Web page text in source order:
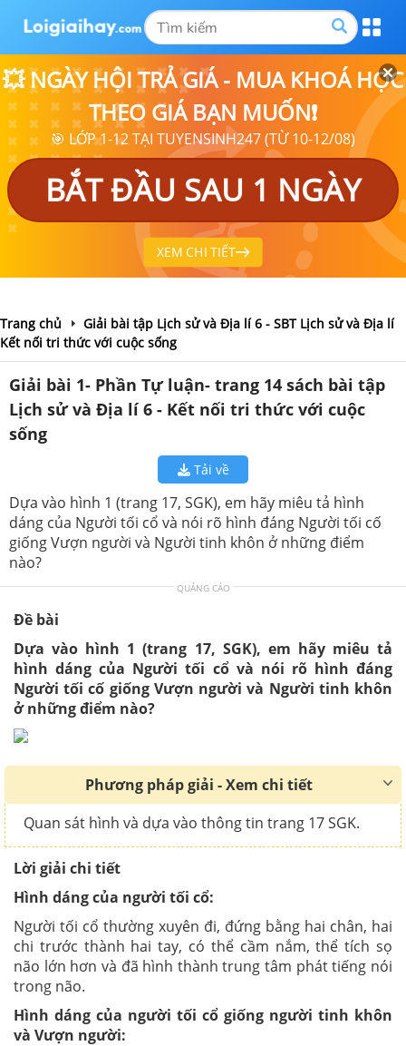
💥 NGÀY HỘI TRẢ GIÁ - MUA KHOÁ HỌC
THEO GIÁ BẠN MUỐN❗
🎯 LỚP 1-12 TẠI TUYENSINH247 (TỪ 10-12/08)
BẮT ĐẦU SAU 1 NGÀY
XEM CHI TIẾT
Trang chủ
Giải bài tập Lịch sử và Địa lí 6 - SBT Lịch sử và Địa lí
Kết nối tri thức với cuộc sống
Giải bài 1- Phần Tự luận- trang 14 sách bài tập
Lịch sử và Địa lí 6 - Kết nối tri thức với cuộc
sống
Tải về
Dựa vào hình 1 (trang 17, SGK), em hãy miêu tả hình
dáng của Người tối cổ và nói rõ hình đáng Người tối cố
giống Vượn người và Người tinh khôn ở những điểm
nào?
QUẢNG CÁO
Đề bài
Dựa vào hình 1 (trang 17, SGK), em hãy miêu tả
hình dáng của Người tối cổ và nói rõ hình đáng
Người tối cố giống Vượn người và Người tinh khôn
ở những điểm nào?
Phương pháp giải - Xem chi tiết
Quan sát hình và dựa vào thông tin trang 17 SGK.
Lời giải chi tiết
Hình dáng của người tối cổ:
Người tối cổ thường xuyên đi, đứng bằng hai chân, hai
chi trước thành hai tay, có thể cầm nắm, thể tích sọ
não lớn hơn và đã hình thành trung tâm phát tiếng nói
trong não.
Hình dáng của người tối cổ giống người tinh khôn
và Vượn người: